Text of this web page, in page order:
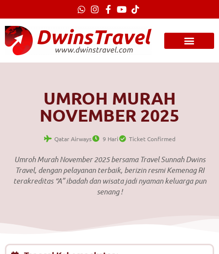
konten
UMROH MURAH
NOVEMBER 2025
Qatar Airways 9 Hari Ticket Confirmed
Umroh Murah November 2025 bersama Travel Sunnah Dwins
Travel, dengan pelayanan terbaik, berizin resmi Kemenag RI
terakreditas “A” ibadah dan wisata jadi nyaman keluarga pun
senang !